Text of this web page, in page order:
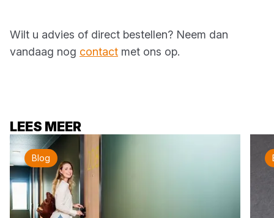
Wilt u advies of direct bestellen? Neem dan
vandaag nog contact met ons op.
LEES MEER
Blog